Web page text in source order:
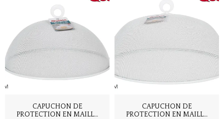
CAPUCHON DE
PROTECTION EN MAILLE
CAPUCHON DE
PROTECTION EN MAILLE